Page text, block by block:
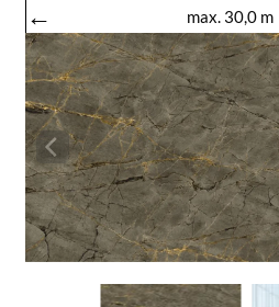
← max. 30,0 m